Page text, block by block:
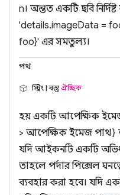
n। অন্তত একটি ছবি
'details.imageData =
foo}' এর সমতুল্য।
পথ
স্ট্রিং | বস্তুঐচ্ছিক
হয় একটি আপেক্ষিক
> আপেক্ষিক ইমেজ পাথ}
যদি আইকনটি একটি
তাহলে পর্দার পিক্সেল
ব্যবহার করা হবে। যদি